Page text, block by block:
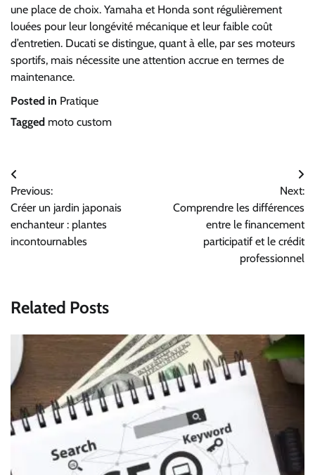
une place de choix. Yamaha et Honda sont régulièrement
louées pour leur longévité mécanique et leur faible coût
d’entretien. Ducati se distingue, quant à elle, par ses moteurs
sportifs, mais nécessite une attention accrue en termes de
maintenance.
Posted in Pratique
Tagged moto custom
Navigation
de
l’article
Previous:
Créer un jardin japonais
enchanteur : plantes
incontournables
Next:
Comprendre les différences
entre le financement
participatif et le crédit
professionnel
Related Posts